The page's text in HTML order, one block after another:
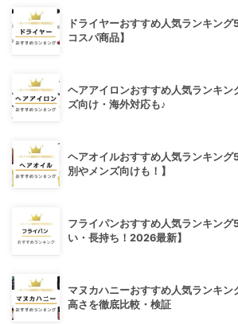
ドライヤーおすすめ人気ランキング
コスパ商品】
ヘアアイロンおすすめ人気ランキ
ズ向け・海外対応も♪
ヘアオイルおすすめ人気ランキン
別やメンズ向けも！】
フライパンおすすめ人気ランキン
い・長持ち！2026最新】
マヌカハニーおすすめ人気ランキ
高さを徹底比較・検証